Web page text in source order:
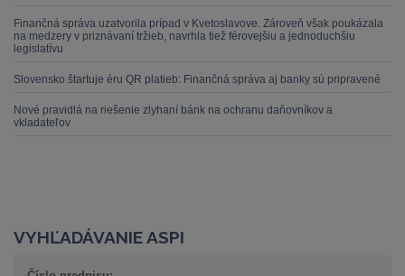
Finančná správa uzatvorila prípad v Kvetoslavove. Zároveň však poukázala
na medzery v priznávaní tržieb, navrhla tiež férovejšiu a jednoduchšiu
legislatívu
Slovensko štartuje éru QR platieb: Finančná správa aj banky sú pripravené
Nové pravidlá na riešenie zlyhaní bánk na ochranu daňovníkov a
vkladateľov
VYHĽADÁVANIE ASPI